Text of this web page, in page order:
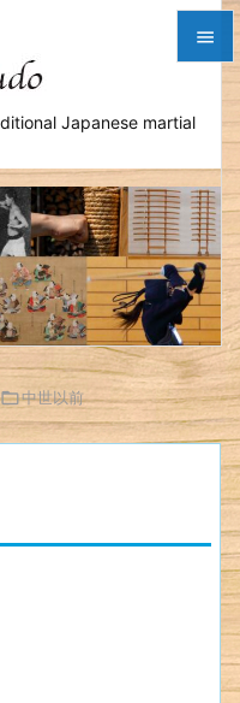
Japanese martial

メニュ
サイド

前へ

次へ

検索
中世以前